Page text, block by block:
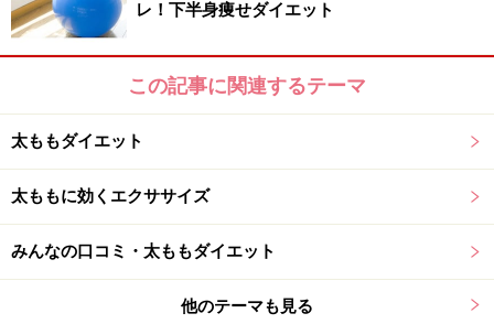
【関連記事】
バランスボールの効果的な使い方！初心者向けの体幹ト
レーニング
痩せダイエット
バランスボールのサイズと選び方、効果的なおすすめト
レーニング
内腿（内もも）のたるみを取るストレッチ2種！簡単に
レ！下半身痩せダイエット
この記事に関連するテーマ
太ももダイエット
太ももに効くエクササイズ
みんなの口コミ・太ももダイエット
他のテーマも見る